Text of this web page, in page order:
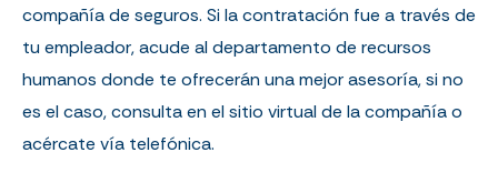
compañía de seguros. Si la contratación fue a través de
tu empleador, acude al departamento de recursos
humanos donde te ofrecerán una mejor asesoría, si no
es el caso, consulta en el sitio virtual de la compañía o
acércate vía telefónica.